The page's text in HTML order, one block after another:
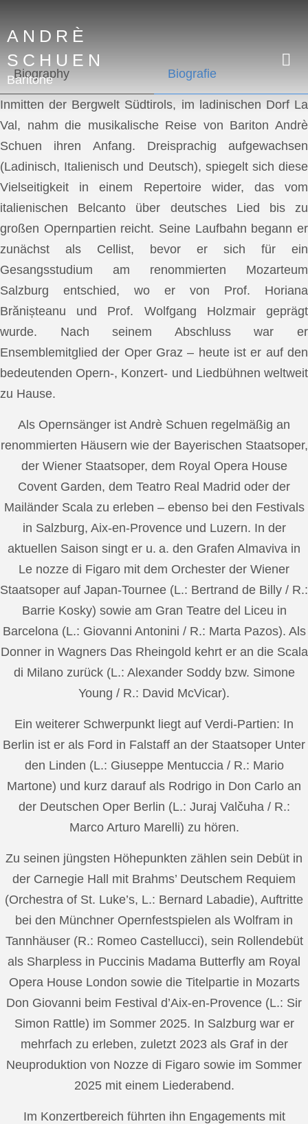
ANDRÈ
SCHUEN
Baritone
Biography Biografie
Inmitten der Bergwelt Südtirols, im ladinischen Dorf La
Val, nahm die musikalische Reise von Bariton Andrè
Schuen ihren Anfang. Dreisprachig aufgewachsen
(Ladinisch, Italienisch und Deutsch), spiegelt sich diese
Vielseitigkeit in einem Repertoire wider, das vom
italienischen Belcanto über deutsches Lied bis zu
großen Opernpartien reicht. Seine Laufbahn begann er
zunächst als Cellist, bevor er sich für ein
Gesangsstudium am renommierten Mozarteum
Salzburg entschied, wo er von Prof. Horiana
Brănișteanu und Prof. Wolfgang Holzmair geprägt
wurde. Nach seinem Abschluss war er
Ensemblemitglied der Oper Graz – heute ist er auf den
bedeutenden Opern-, Konzert- und Liedbühnen weltweit
zu Hause.
Als Opernsänger ist Andrè Schuen regelmäßig an
renommierten Häusern wie der Bayerischen Staatsoper,
der Wiener Staatsoper, dem Royal Opera House
Covent Garden, dem Teatro Real Madrid oder der
Mailänder Scala zu erleben – ebenso bei den Festivals
in Salzburg, Aix-en-Provence und Luzern. In der
aktuellen Saison singt er u. a. den Grafen Almaviva in
Le nozze di Figaro mit dem Orchester der Wiener
Staatsoper auf Japan-Tournee (L.: Bertrand de Billy / R.:
Barrie Kosky) sowie am Gran Teatre del Liceu in
Barcelona (L.: Giovanni Antonini / R.: Marta Pazos). Als
Donner in Wagners Das Rheingold kehrt er an die Scala
di Milano zurück (L.: Alexander Soddy bzw. Simone
Young / R.: David McVicar).
Ein weiterer Schwerpunkt liegt auf Verdi-Partien: In
Berlin ist er als Ford in Falstaff an der Staatsoper Unter
den Linden (L.: Giuseppe Mentuccia / R.: Mario
Martone) und kurz darauf als Rodrigo in Don Carlo an
der Deutschen Oper Berlin (L.: Juraj Valčuha / R.:
Marco Arturo Marelli) zu hören.
Zu seinen jüngsten Höhepunkten zählen sein Debüt in
der Carnegie Hall mit Brahms’ Deutschem Requiem
(Orchestra of St. Luke’s, L.: Bernard Labadie), Auftritte
bei den Münchner Opernfestspielen als Wolfram in
Tannhäuser (R.: Romeo Castellucci), sein Rollendebüt
als Sharpless in Puccinis Madama Butterfly am Royal
Opera House London sowie die Titelpartie in Mozarts
Don Giovanni beim Festival d’Aix-en-Provence (L.: Sir
Simon Rattle) im Sommer 2025. In Salzburg war er
mehrfach zu erleben, zuletzt 2023 als Graf in der
Neuproduktion von Nozze di Figaro sowie im Sommer
2025 mit einem Liederabend.
Im Konzertbereich führten ihn Engagements mit